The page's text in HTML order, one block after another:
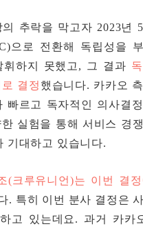
추락을 막고자 2023년
으로 전환해 독립성을
휘하지 못했고, 그 결과
결정 했습니다. 카카오
빠르고 독자적인 의사결
실험을 통해 서비스 경
기대하고 있습니다.
(크루유니언)는 이번 결정
. 특히 이번 분사 결정은
고 있는데요. 과거 카카